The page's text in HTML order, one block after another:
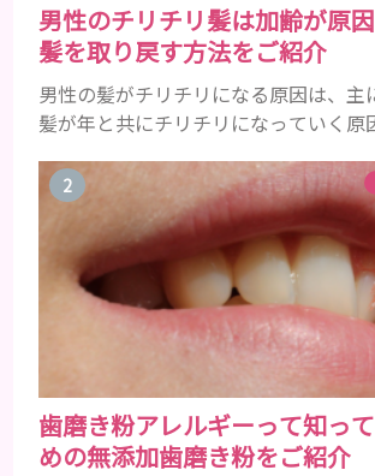
男性のチリチリ髪は加齢が原
髪を取り戻す方法をご紹介
男性の髪がチリチリになる原因は、主
髪が年と共にチリチリになっていく原
にツヤがあった男性も、いつのまにか
でペタンとするようになったと感じ
ょう。特に大人の男性としての魅力
以降の男性に悩んでいる人が多い傾
髪が生え変わるサイクルは、年齢と
ます。髪が太くならないま...
歯磨き粉アレルギーって知っ
めの無添加歯磨き粉をご紹介